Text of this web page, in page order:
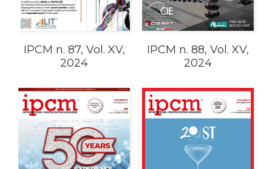
IPCM n. 87, Vol. XV,
2024
IPCM n. 88, Vol. XV,
2024